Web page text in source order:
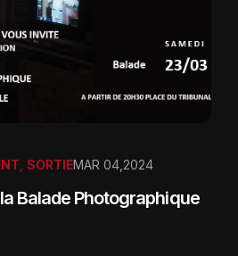
SORTIEMAR 04,2024
Balade Photographique